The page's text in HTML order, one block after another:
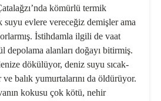
kömürlü termik
suyu evlere vereceğiz demişler ama
İstihdamla ilgili de vaat
depolama alanları do­ğayı bitirmiş.
dökülüyor, deniz suyu sıcak­
ve balık yu­murtalarını da öldürüyor.
kokusu çok kötü, nehir